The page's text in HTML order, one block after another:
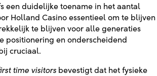
een duidelijke toename in het aantal
Holland Casino essentieel om te blijven
te blijven voor alle generaties
positionering en onderscheidend
cruciaal.
time visitors bevestigt dat het fysieke